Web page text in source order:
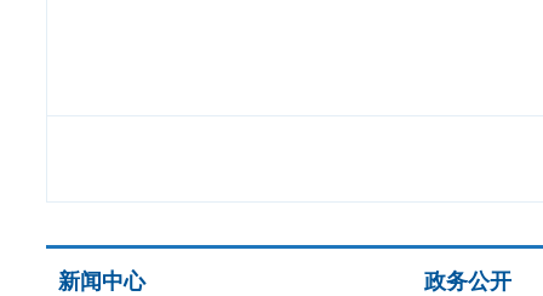
新闻中心 政务公开